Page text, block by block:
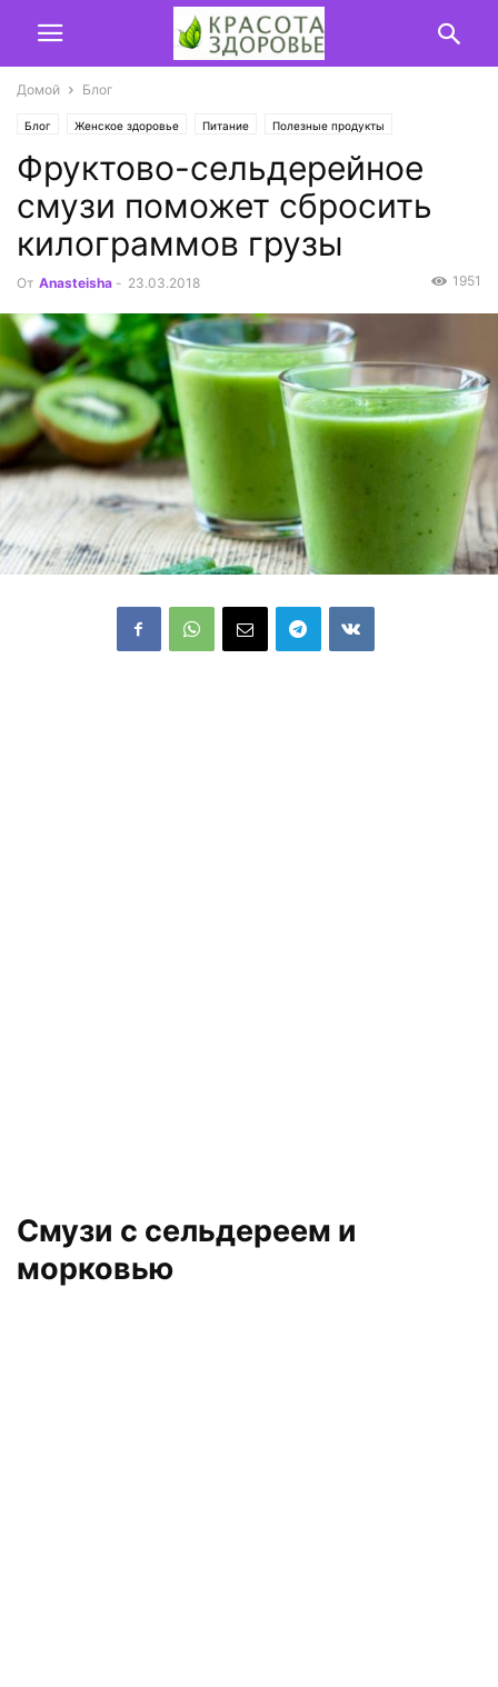
Домой Блог
Блог Женское здоровье Питание Полезные продукты
Фруктово-сельдерейное
смузи поможет сбросить
килограммов грузы
От Anasteisha - 23.03.2018 1951
Смузи с сельдереем и
морковью